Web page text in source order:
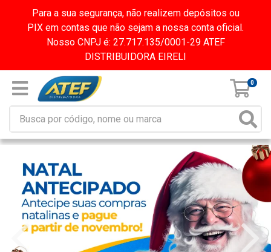
Para a sua segurança, não realizem depósitos ou
PIX em contas que não sejam a nossa conta oficial.
Nosso CNPJ é: 27.717.135/0001-29 ATEF
DISTRIBUIDORA EIRELI
0